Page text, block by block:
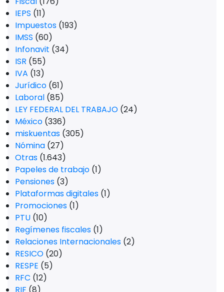
IEPS (11)
Impuestos (193)
IMSS (60)
Infonavit (34)
ISR (55)
IVA (13)
Jurídico (61)
Laboral (85)
LEY FEDERAL DEL TRABAJO (24)
México (336)
miskuentas (305)
Nómina (27)
Otras (1.643)
Papeles de trabajo (1)
Pensiones (3)
Plataformas digitales (1)
Promociones (1)
PTU (10)
Regímenes fiscales (1)
Relaciones Internacionales (2)
RESICO (20)
RESPE (5)
RFC (12)